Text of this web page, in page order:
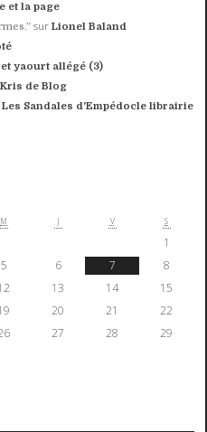
et la page
surLionel Baland
yaourt allégé (3)
Kris de Blog
Les Sandales d'Empédocle librairie
M V S
1
5 6 7
8
13 14
15
20 21
22
27 28
29